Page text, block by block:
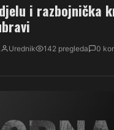
i razbojnička
Urednik 142 pregleda
0